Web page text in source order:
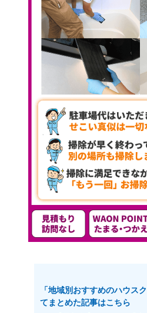
「地域別おすすめのハウス
てまとめた記事はこちら